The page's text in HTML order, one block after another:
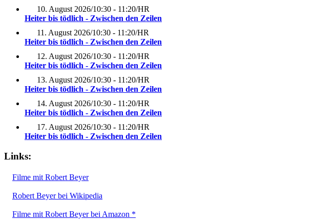
10. August 2026/10:30 - 11:20/HR
Heiter bis tödlich - Zwischen den Zeilen
11. August 2026/10:30 - 11:20/HR
Heiter bis tödlich - Zwischen den Zeilen
12. August 2026/10:30 - 11:20/HR
Heiter bis tödlich - Zwischen den Zeilen
13. August 2026/10:30 - 11:20/HR
Heiter bis tödlich - Zwischen den Zeilen
14. August 2026/10:30 - 11:20/HR
Heiter bis tödlich - Zwischen den Zeilen
17. August 2026/10:30 - 11:20/HR
Heiter bis tödlich - Zwischen den Zeilen
Links:
Filme mit Robert Beyer
Robert Beyer bei Wikipedia
Filme mit Robert Beyer bei Amazon *